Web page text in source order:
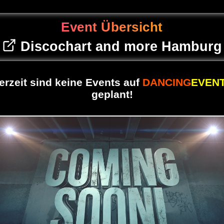
Event Übersicht
Discochart and more Hamburg
sind keine Events auf DANCING
geplant!